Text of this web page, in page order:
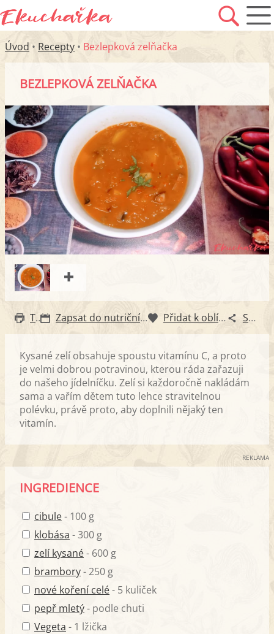
Úvod • Recepty • Bezlepková zelňačka
BEZLEPKOVÁ ZELŇAČKA
Tisk Zapsat do nutričního diáře Přidat k oblíbeným Sdílet
Kysané zelí obsahuje spoustu vitamínu C, a proto
je velmi dobrou potravinou, kterou ráda zařazuji
do našeho jídelníčku. Zelí si každoročně nakládám
sama a vařím dětem tuto lehce stravitelnou
polévku, právě proto, aby doplnili nějaký ten
vitamín.
REKLAMA
INGREDIENCE
cibule- 100 g
klobása - 300 g
zelí kysané- 600 g
brambory- 250 g
nové koření celé- 5 kuliček
pepř mletý- podle chuti
Vegeta - 1 lžička